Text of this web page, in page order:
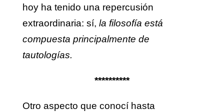
hoy ha tenido una repercusión
extraordinaria: sí, la filosofía está
compuesta principalmente de
tautologías.
**********
Otro aspecto que conocí hasta